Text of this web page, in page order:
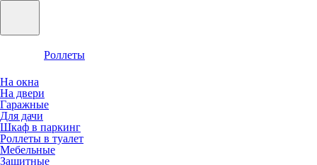
Роллеты
На окна
На двери
Гаражные
Для дачи
Шкаф в паркинг
Роллеты в туалет
Мебельные
Защитные